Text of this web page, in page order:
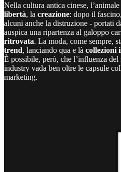
Nella cultura antica cinese, l’animale
libertà, la creazione: dopo il
alcuni anche la distruzione - portati
auspica una ripartenza al galoppo
ritrovata. La moda, come sempre,
trend, lanciando qua e là collezioni
È possibile, però, che l’influenza
industry vada ben oltre le capsule
marketing.